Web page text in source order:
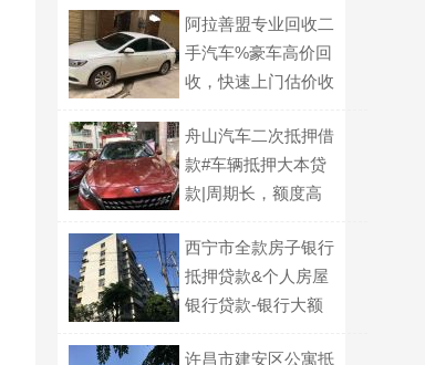
阿拉善盟专业回收二
手汽车%豪车高价回
收，快速上门估价收
舟山汽车二次抵押借
款#车辆抵押大本贷
款|周期长，额度高
西宁市全款房子银行
抵押贷款&个人房屋
银行贷款-银行大额
许昌市建安区公寓抵